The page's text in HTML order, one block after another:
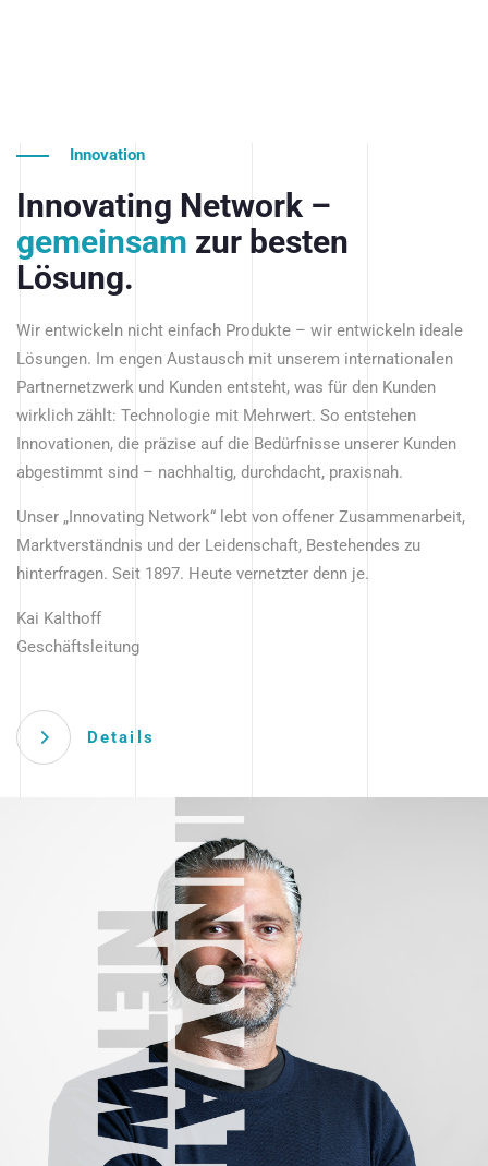
Innovation
Innovating Network –
gemeinsam zur besten
Lösung.
Wir entwickeln nicht einfach Produkte – wir entwickeln ideale
Lösungen. Im engen Austausch mit unserem internationalen
Partnernetzwerk und Kunden entsteht, was für den Kunden
wirklich zählt: Technologie mit Mehrwert. So entstehen
Innovationen, die präzise auf die Bedürfnisse unserer Kunden
abgestimmt sind – nachhaltig, durchdacht, praxisnah.
Unser „Innovating Network“ lebt von offener Zusammenarbeit,
Marktverständnis und der Leidenschaft, Bestehendes zu
hinterfragen. Seit 1897. Heute vernetzter denn je.
Kai Kalthoff
Geschäftsleitung
Details